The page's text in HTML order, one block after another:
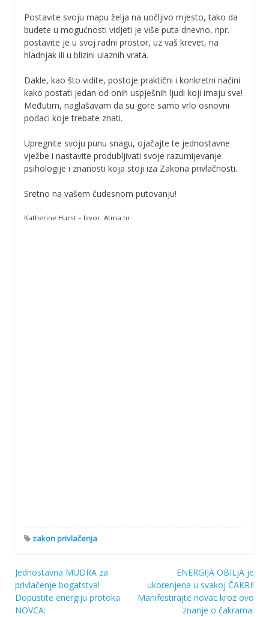
Postavite svoju mapu želja na uočljivo mjesto, tako da
budete u mogućnosti vidjeti je više puta dnevno, npr.
postavite je u svoj radni prostor, uz vaš krevet, na
hladnjak ili u blizini ulaznih vrata.
Dakle, kao što vidite, postoje praktični i konkretni načini
kako postati jedan od onih uspješnih ljudi koji imaju sve!
Međutim, naglašavam da su gore samo vrlo osnovni
podaci koje trebate znati.
Upregnite svoju punu snagu, ojačajte te jednostavne
vježbe i nastavite produbljivati svoje razumijevanje
psihologije i znanosti koja stoji iza Zakona privlačnosti.
Sretno na vašem čudesnom putovanju!
Katherine Hurst – Izvor: Atma.hr
zakon privlačenja
Navigacija
objava
Jednostavna MUDRA za
privlačenje bogatstva!
Dopustite energiju protoka
NOVCA:
ENERGIJA OBILjA je
ukorenjena u svakoj ČAKRI!
Manifestirajte novac kroz ovo
znanje o čakrama: